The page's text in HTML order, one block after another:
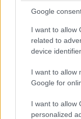
Google
I want to allow
related to
device
I want to allow
Google for
I want to allow
personalized
A Demján
bizonytalanság
tényleges
megkaphatják a
időszakot is
ELEMZÉSEK